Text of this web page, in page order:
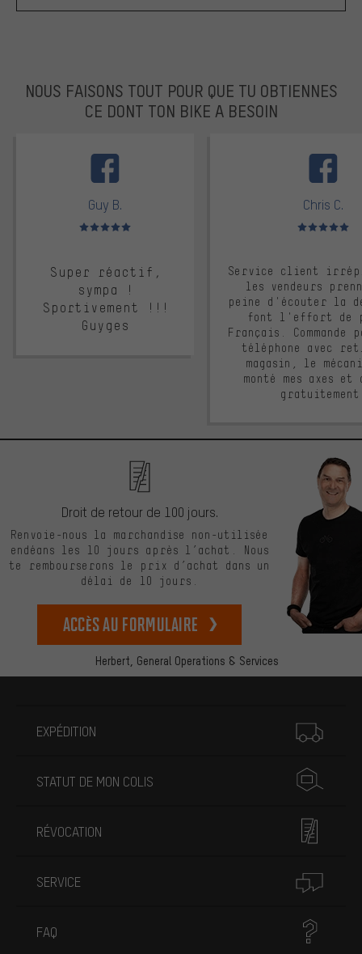
NOUS FAISONS TOUT POUR QUE TU OBTIENNES
CE DONT TON BIKE A BESOIN
Guy B.
Note moyenne : 5 sur 5
Super réactif,
sympa !
Sportivement !!!
Guyges
Chris C.
Note moyenne :
Service client
les vendeurs
peine d'écouter la
font l'effort de
Français. Commande
téléphone avec
magasin, le
monté mes axes et
Herbert, General Operations & Services
Droit de retour de 100 jours.
Renvoie-nous la marchandise non-utilisée
endéans les 10 jours après l’achat. Nous
te rembourserons le prix d’achat dans un
délai de 10 jours.
Accès au formulaire
EXPÉDITION
STATUT DE MON COLIS
RÉVOCATION
SERVICE
FAQ